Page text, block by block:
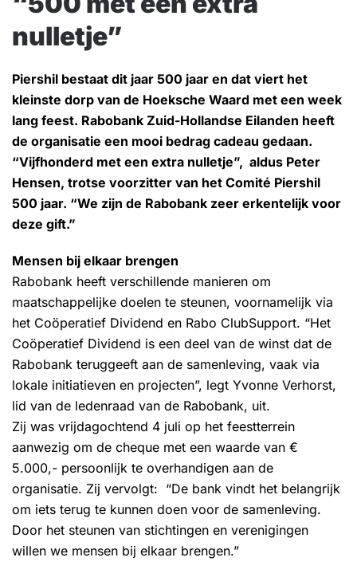
nulletje”
Piershil bestaat dit jaar 500 jaar en dat viert het
kleinste dorp van de Hoeksche Waard met een week
lang feest. Rabobank Zuid-Hollandse Eilanden heeft
de organisatie een mooi bedrag cadeau gedaan.
“Vijfhonderd met een extra nulletje”, aldus Peter
Hensen, trotse voorzitter van het Comité Piershil
500 jaar. “We zijn de Rabobank zeer erkentelijk voor
deze gift.”
Mensen bij elkaar brengen
Rabobank heeft verschillende manieren om
maatschappelijke doelen te steunen, voornamelijk via
het Coöperatief Dividend en Rabo ClubSupport. “Het
Coöperatief Dividend is een deel van de winst dat de
Rabobank teruggeeft aan de samenleving, vaak via
lokale initiatieven en projecten”, legt Yvonne Verhorst,
lid van de ledenraad van de Rabobank, uit.
Zij was vrijdagochtend 4 juli op het feestterrein
aanwezig om de cheque met een waarde van €
5.000,- persoonlijk te overhandigen aan de
organisatie. Zij vervolgt: “De bank vindt het belangrijk
om iets terug te kunnen doen voor de samenleving.
Door het steunen van stichtingen en verenigingen
willen we mensen bij elkaar brengen.”